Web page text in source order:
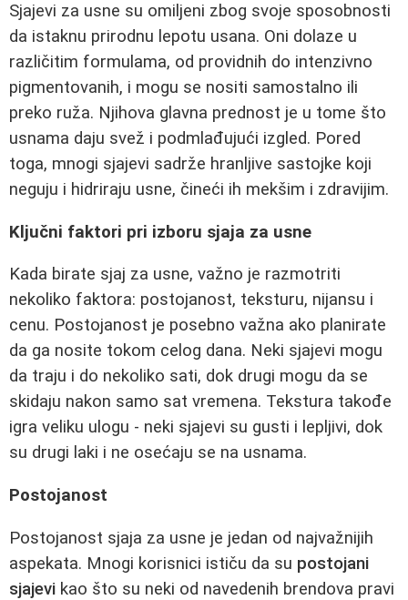
Sjajevi za usne su omiljeni zbog svoje sposobnosti
da istaknu prirodnu lepotu usana. Oni dolaze u
različitim formulama, od providnih do intenzivno
pigmentovanih, i mogu se nositi samostalno ili
preko ruža. Njihova glavna prednost je u tome što
usnama daju svež i podmlađujući izgled. Pored
toga, mnogi sjajevi sadrže hranljive sastojke koji
neguju i hidriraju usne, čineći ih mekšim i zdravijim.
Ključni faktori pri izboru sjaja za usne
Kada birate sjaj za usne, važno je razmotriti
nekoliko faktora: postojanost, teksturu, nijansu i
cenu. Postojanost je posebno važna ako planirate
da ga nosite tokom celog dana. Neki sjajevi mogu
da traju i do nekoliko sati, dok drugi mogu da se
skidaju nakon samo sat vremena. Tekstura takođe
igra veliku ulogu - neki sjajevi su gusti i lepljivi, dok
su drugi laki i ne osećaju se na usnama.
Postojanost
Postojanost sjaja za usne je jedan od najvažnijih
aspekata. Mnogi korisnici ističu da su postojani
sjajevi kao što su neki od navedenih brendova pravi